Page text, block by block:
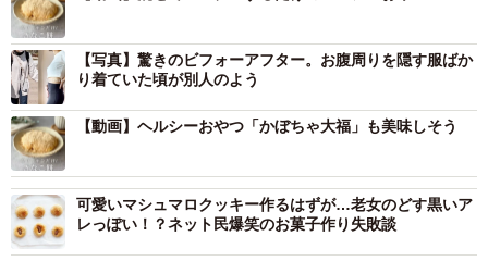
完成です。
【写真】驚きのビフォーアフター。お腹周りを隠す服ばか
り着ていた頃が別人のよう
【動画】ヘルシーおやつ「かぼちゃ大福」も美味しそう
可愛いマシュマロクッキー作るはずが…老女のどす黒いア
レっぽい！？ネット民爆笑のお菓子作り失敗談